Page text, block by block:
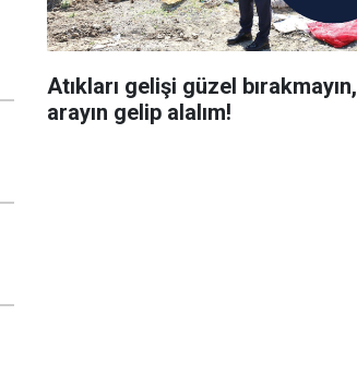
Atıkları gelişi güzel bırakmayın,
arayın gelip alalım!